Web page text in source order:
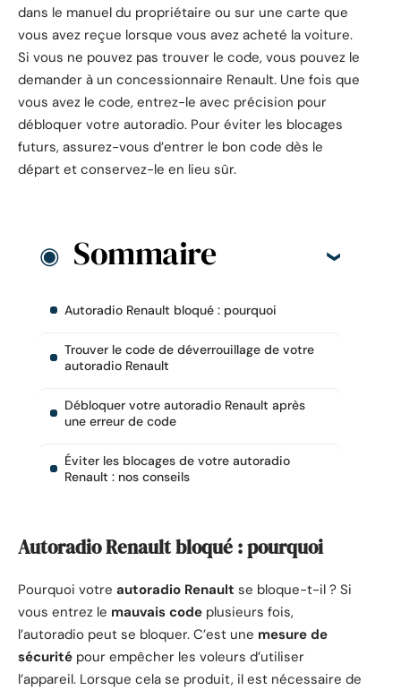
dans le manuel du propriétaire ou sur une carte que
vous avez reçue lorsque vous avez acheté la voiture.
Si vous ne pouvez pas trouver le code, vous pouvez le
demander à un concessionnaire Renault. Une fois que
vous avez le code, entrez-le avec précision pour
débloquer votre autoradio. Pour éviter les blocages
futurs, assurez-vous d’entrer le bon code dès le
départ et conservez-le en lieu sûr.
Sommaire
Autoradio Renault bloqué : pourquoi
Trouver le code de déverrouillage de votre
autoradio Renault
Débloquer votre autoradio Renault après
une erreur de code
Éviter les blocages de votre autoradio
Renault : nos conseils
Autoradio Renault bloqué : pourquoi
Pourquoi votre autoradio Renault se bloque-t-il ? Si
vous entrez le mauvais code plusieurs fois,
l’autoradio peut se bloquer. C’est une mesure de
sécurité pour empêcher les voleurs d’utiliser
l’appareil. Lorsque cela se produit, il est nécessaire de